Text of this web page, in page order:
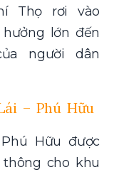
Thọ rơi vào
lớn đến
người dân
– Phú Hữu
Hữu được
cho khu